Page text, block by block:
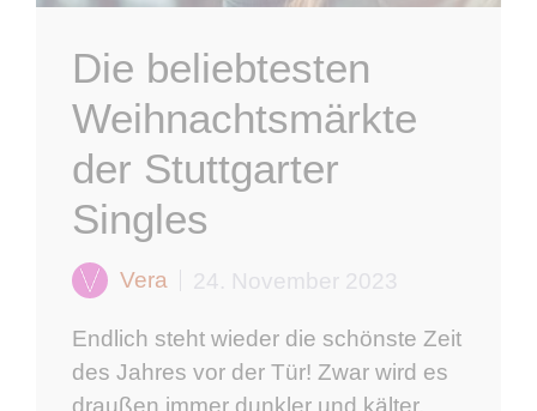
Die beliebtesten
Weihnachtsmärkte
der Stuttgarter
Singles
Vera 24. November 2023
Endlich steht wieder die schönste Zeit
des Jahres vor der Tür! Zwar wird es
draußen immer dunkler und kälter,